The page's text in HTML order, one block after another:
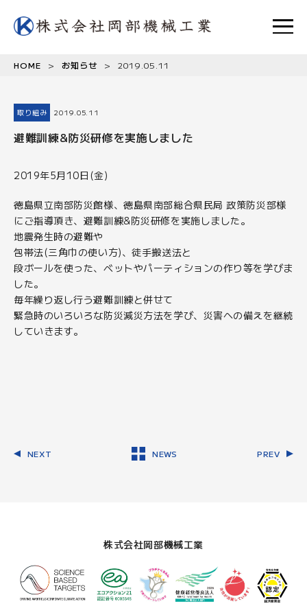
HOME > お知らせ > 2019.05.11
取り組み 2019.05.11
避難訓練&防災研修を実施しました
2019年5月10日(金)
徳島県立南部防災館様、徳島県南部総合県民局 政策防災部様
にご指導頂き、避難訓練&防災研修を実施しました。
地震発生時の避難や
包帯法(三角巾の使い方)、徒手搬送法と
段ボールを使った、ベットやパーティションの作り等を学びま
した。
毎年繰り返し行う避難訓練と併せて
緊急時のいろいろな防災減災方法を学び、災害への備えを継続
していきます。
NEXT NEWS PREV
株式会社岡部機械工業